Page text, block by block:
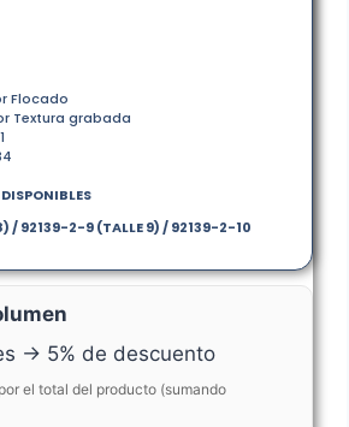
Flocado
Textura grabada
/ 92139-2-9 (TALLE 9) / 92139-2-10
→ 5% de descuento
el total del producto (sumando